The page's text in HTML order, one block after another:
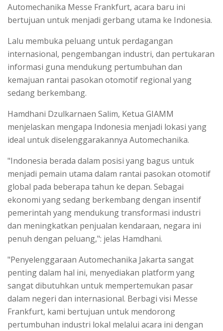
Automechanika Messe Frankfurt, acara baru ini
bertujuan untuk menjadi gerbang utama ke Indonesia.
Lalu membuka peluang untuk perdagangan
internasional, pengembangan industri, dan pertukaran
informasi guna mendukung pertumbuhan dan
kemajuan rantai pasokan otomotif regional yang
sedang berkembang.
Hamdhani Dzulkarnaen Salim, Ketua GIAMM
menjelaskan mengapa Indonesia menjadi lokasi yang
ideal untuk diselenggarakannya Automechanika.
"Indonesia berada dalam posisi yang bagus untuk
menjadi pemain utama dalam rantai pasokan otomotif
global pada beberapa tahun ke depan. Sebagai
ekonomi yang sedang berkembang dengan insentif
pemerintah yang mendukung transformasi industri
dan meningkatkan penjualan kendaraan, negara ini
penuh dengan peluang,": jelas Hamdhani.
"Penyelenggaraan Automechanika Jakarta sangat
penting dalam hal ini, menyediakan platform yang
sangat dibutuhkan untuk mempertemukan pasar
dalam negeri dan internasional. Berbagi visi Messe
Frankfurt, kami bertujuan untuk mendorong
pertumbuhan industri lokal melalui acara ini dengan